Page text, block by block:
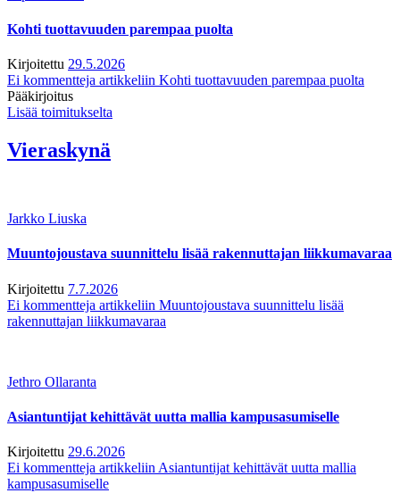
Kohti tuottavuuden parempaa puolta
Kirjoitettu 29.5.2026
Ei kommentteja artikkeliin Kohti tuottavuuden parempaa puolta
Pääkirjoitus
Lisää toimitukselta
Vieraskynä
Jarkko Liuska
Muuntojoustava suunnittelu lisää rakennuttajan liikkumavaraa
Kirjoitettu 7.7.2026
Ei kommentteja artikkeliin Muuntojoustava suunnittelu lisää
rakennuttajan liikkumavaraa
Jethro Ollaranta
Asiantuntijat kehittävät uutta mallia kampusasumiselle
Kirjoitettu 29.6.2026
Ei kommentteja artikkeliin Asiantuntijat kehittävät uutta mallia
kampusasumiselle